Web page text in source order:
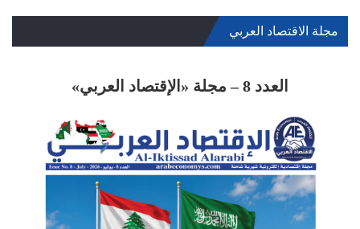
مجلة الاقتصاد العربي
العدد 8 – مجلة «الإقتصاد العربي»